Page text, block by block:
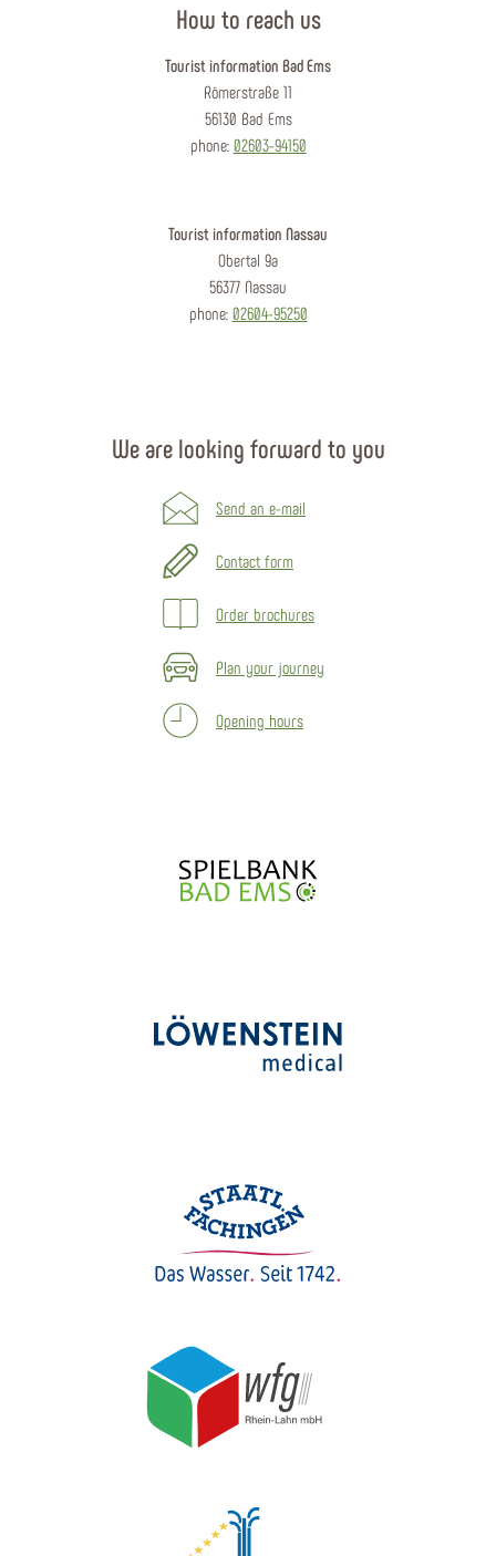
How to reach us
Tourist information Bad Ems
Römerstraße 11
56130 Bad Ems
phone: 02603-94150
Tourist information Nassau
Obertal 9a
56377 Nassau
phone: 02604-95250
We are looking forward to you
Send an e-mail
Contact form
Order brochures
Plan your journey
Opening hours